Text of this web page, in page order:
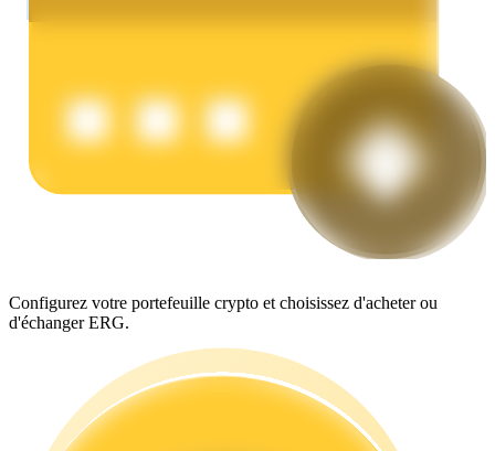
Cochon de puissance
Gagnez quotidiennement des récompenses compétitives
Configurez votre portefeuille crypto et choisissez d'acheter ou
d'échanger ERG.